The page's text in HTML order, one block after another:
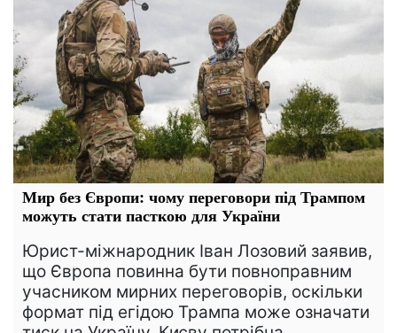
Мир без Європи: чому переговори під Трампом
можуть стати пасткою для України
Юрист-міжнародник Іван Лозовий заявив,
що Європа повинна бути повноправним
учасником мирних переговорів, оскільки
формат під егідою Трампа може означати